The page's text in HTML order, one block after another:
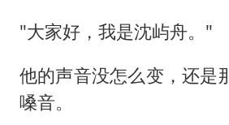
"大家好，我是沈屿舟。"
他的声音没怎么变，还是
嗓音。